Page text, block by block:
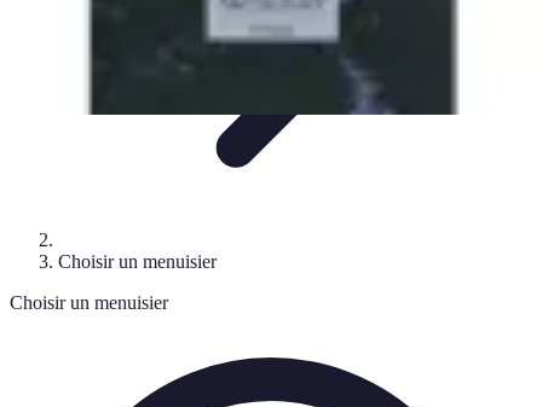
Choisir un menuisier
Choisir un menuisier